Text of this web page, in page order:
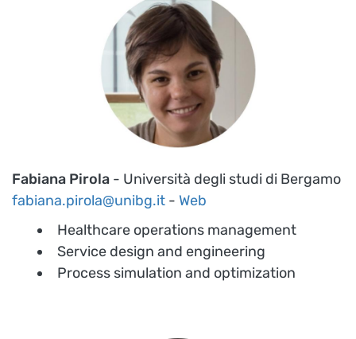
Fabiana Pirola - Università degli studi di Bergamo
fabiana.pirola@unibg.it - Web
Healthcare operations management
Service design and engineering
Process simulation and optimization